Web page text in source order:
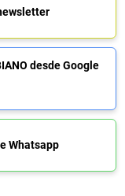
desde Google
Whatsapp